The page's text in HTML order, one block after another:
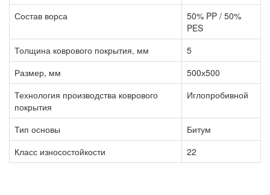
Состав ворса
50% PP / 50%
PES
Толщина коврового покрытия, мм
5
Размер, мм
500х500
Технология производства коврового
покрытия
Иглопробивной
Тип основы
Битум
Класс износостойкости
22